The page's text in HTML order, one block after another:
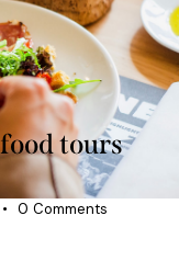
tours
0 Comments